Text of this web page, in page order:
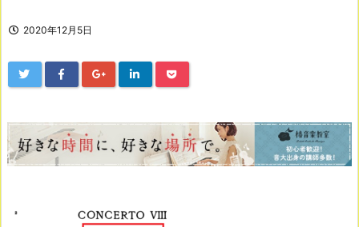
2020年12月5日